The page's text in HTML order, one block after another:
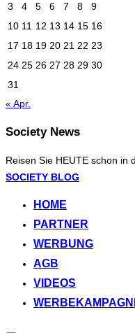
3
4 5 6 7 8
9
10 11 12 13 14 15 16
17 18 19 20 21 22 23
24 25 26 27 28 29 30
31
« Apr.
Society News
Reisen Sie HEUTE schon in
Zum
springen
SOCIETY BLOG
HOME
PARTNER
WERBUNG
AGB
VIDEOS